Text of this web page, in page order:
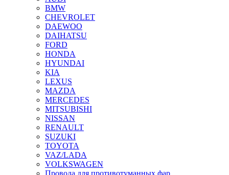
BMW
CHEVROLET
DAEWOO
DAIHATSU
FORD
HONDA
HYUNDAI
KIA
LEXUS
MAZDA
MERCEDES
MITSUBISHI
NISSAN
RENAULT
SUZUKI
TOYOTA
VAZ/LADA
VOLKSWAGEN
Провода для противотуманных фар